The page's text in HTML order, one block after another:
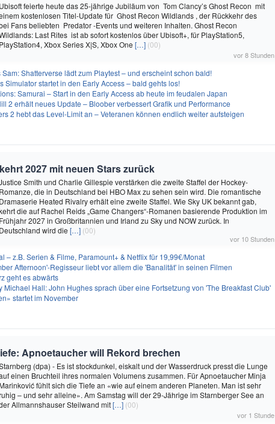
Ubisoft feierte heute das 25-jährige Jubiläum von Tom Clancy’s Ghost Recon mit
kostenlosen Titel-Update für Ghost Recon Wildlands , der Rückkehr des
Fans beliebten Predator -Events und weiteren Inhalten. Ghost Recon
Last Rites ist ab sofort kostenlos über Ubisoft+, für PlayStation5,
PlayStation4, Xbox Series X|S, Xbox One […] (00)
vor 8 Stunden
Sam: Shatterverse lädt zum Playtest – und erscheint schon bald!
Simulator startet in den Early Access – bald gehts los!
Samurai – Start in den Early Access ab heute im feudalen Japan
2 erhält neues Update – Bloober verbessert Grafik und Performance
2 hebt das Level-Limit an – Veteranen können endlich weiter aufsteigen
2027 mit neuen Stars zurück
Smith und Charlie Gillespie verstärken die zweite Staffel der Hockey-
Romanze, die in Deutschland bei HBO Max zu sehen sein wird. Die romantische
Dramaserie Heated Rivalry erhält eine zweite Staffel. Wie Sky UK bekannt gab,
die auf Rachel Reids „Game Changers“-Romanen basierende Produktion im
Frühjahr 2027 in Großbritannien und Irland zu Sky und NOW zurück. In
Deutschland wird die […] (00)
vor 10 Stunden
– z.B. Serien & Filme, Paramount+ & Netflix für 19,99€/Monat
Afternoon'-Regisseur liebt vor allem die 'Banalität' in seinen Filmen
geht es abwärts
Michael Hall: John Hughes sprach über eine Fortsetzung von 'The Breakfast Club'
startet im November
Apnoetaucher will Rekord brechen
(dpa) - Es ist stockdunkel, eiskalt und der Wasserdruck presst die Lunge
einen Bruchteil ihres normalen Volumens zusammen. Für Apnoetaucher Minja
fühlt sich die Tiefe an «wie auf einem anderen Planeten. Man ist sehr
– und sehr alleine». Am Samstag will der 29-Jährige im Starnberger See an
Allmannshauser Steilwand mit[…] (00)
vor 1 Stunde